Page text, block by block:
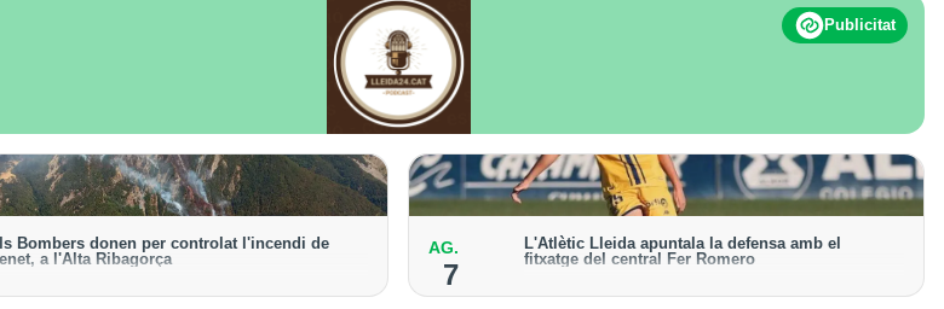
CONTACTE
Publicitat
Bombers donen per controlat l'incendi de
a l'Alta Ribagorça
aeris per detectar possibles punts calents
AG.
7
L'Atlètic Lleida apuntala la defensa amb el
fitxatge del central Fer Romero
Abreu